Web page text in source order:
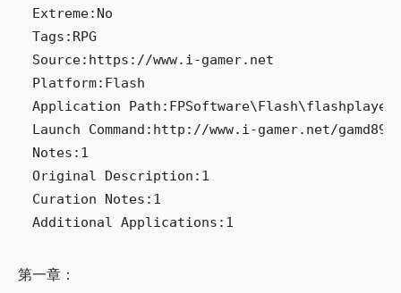
Extreme:No
Tags:RPG
Source:https://www.i-gamer.net
Platform:Flash
Application
Launch Command:http://www.i-gamer.net/
Notes:1
Original Description:1
Curation Notes:1
第一章：